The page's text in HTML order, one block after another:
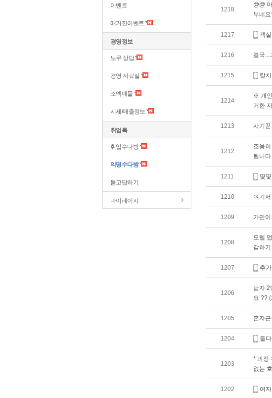
이벤트
매거진이벤트
경영정보
노무 상담
경영 자료실
소액매물
시세/매출정보
취업톡
취업수다방
익명수다방
묻고답하기
마이페이지
1218
@@
부네
1217 객
1216 결국....
1215 칼
1214
※ 개인
거한
1213 사기꾼
1212
조용
됩니다
1211 몇몇
1210 여기
1209 가만
1208
모텔
감하기
1207 추
1206
남자 2
요 ??
1205 혼자
1204 둘
1203
* 과장
없는
1202 여